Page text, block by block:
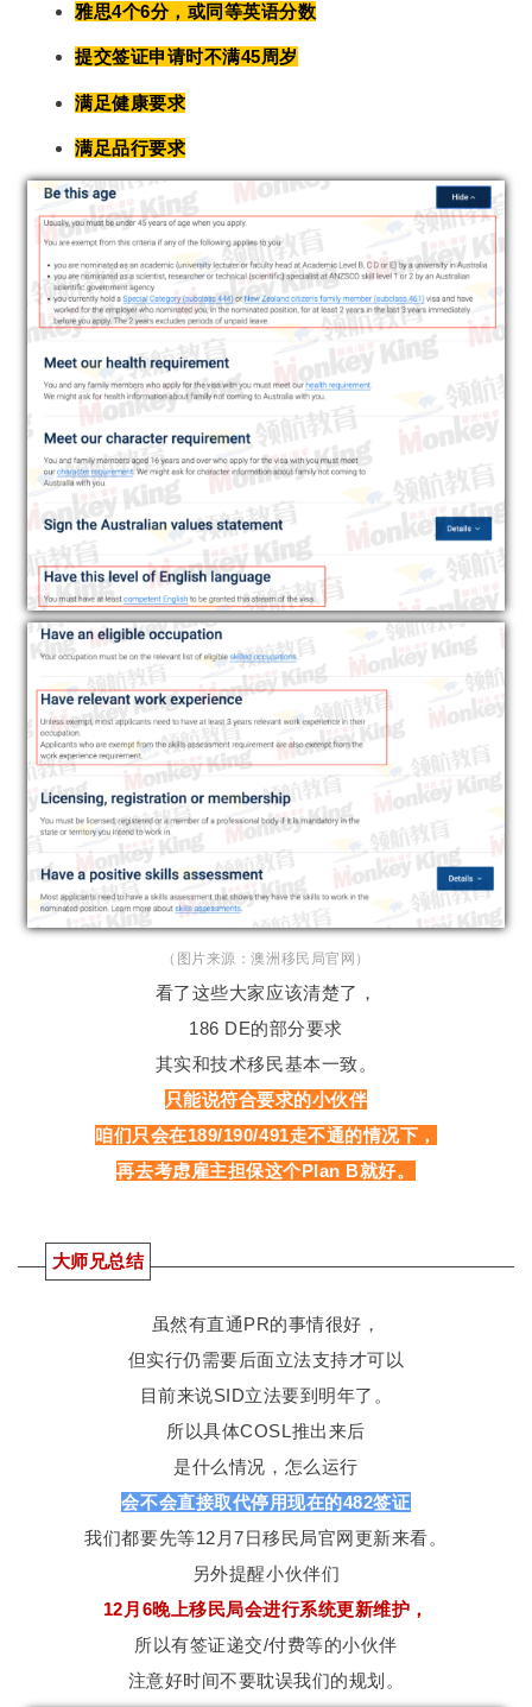
雅思4个6分，或同等英语分数
提交签证申请时不满45周岁
满足健康要求
满足品行要求
（图片来源：澳洲移民局官网）
看了这些大家应该清楚了，
186 DE的部分要求
其实和技术移民基本一致。
只能说符合要求的小伙伴
咱们只会在189/190/491走不通的情况下，
再去考虑雇主担保这个Plan B就好。
大师兄总结
虽然有直通PR的事情很好，
但实行仍需要后面立法支持才可以
目前来说SID立法要到明年了。
所以具体COSL推出来后
是什么情况，怎么运行
会不会直接取代停用现在的482签证
我们都要先等12月7日移民局官网更新来看。
另外提醒小伙伴们
12月6晚上移民局会进行系统更新维护，
所以有签证递交/付费等的小伙伴
注意好时间不要耽误我们的规划。